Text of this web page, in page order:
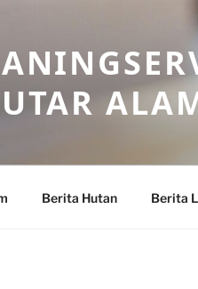
Berita Hutan Berita